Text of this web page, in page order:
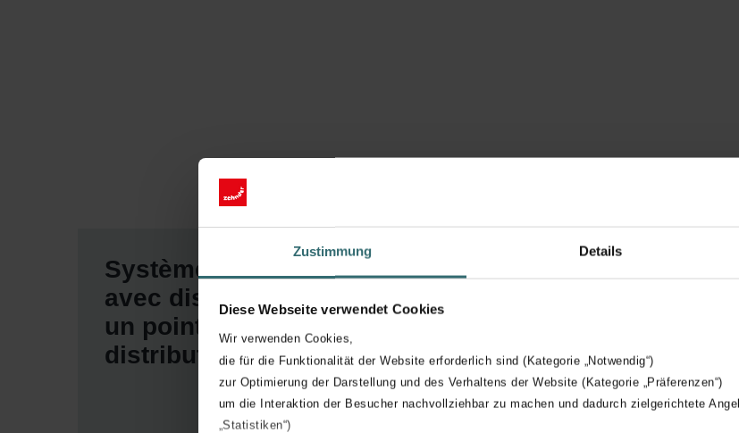
Zustimmung Details
Diese Webseite verwendet Cookies
Wir verwenden Cookies,
die für die Funktionalität der Website erforderlich sind (Kategorie „Notwendig“)
zur Optimierung der Darstellung und des Verhaltens der Website (Kategorie „Präferenzen“)
um die Interaktion der Besucher nachvollziehbar zu machen und dadurch zielgerichtete
„Statistiken“)
Système de ventilation
avec distribution via
un point de
distribution
Système de ventilation